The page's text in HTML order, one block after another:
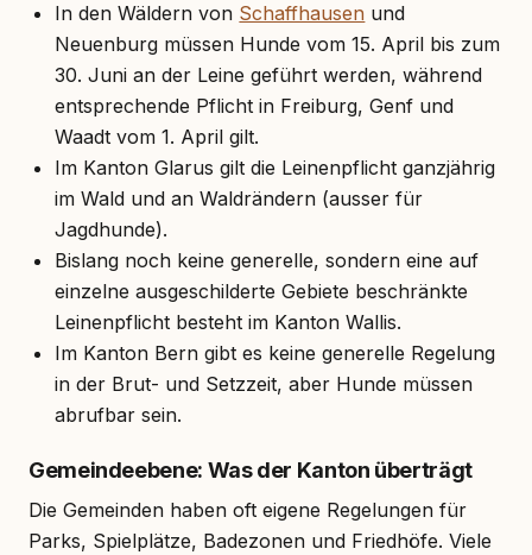
In den Wäldern von Schaffhausen und
Neuenburg müssen Hunde vom 15. April bis zum
30. Juni an der Leine geführt werden, während
entsprechende Pflicht in Freiburg, Genf und
Waadt vom 1. April gilt.
Im Kanton Glarus gilt die Leinenpflicht ganzjährig
im Wald und an Waldrändern (ausser für
Jagdhunde).
Bislang noch keine generelle, sondern eine auf
einzelne ausgeschilderte Gebiete beschränkte
Leinenpflicht besteht im Kanton Wallis.
Im Kanton Bern gibt es keine generelle Regelung
in der Brut- und Setzzeit, aber Hunde müssen
abrufbar sein.
Gemeindeebene: Was der Kanton überträgt
Die Gemeinden haben oft eigene Regelungen für
Parks, Spielplätze, Badezonen und Friedhöfe. Viele